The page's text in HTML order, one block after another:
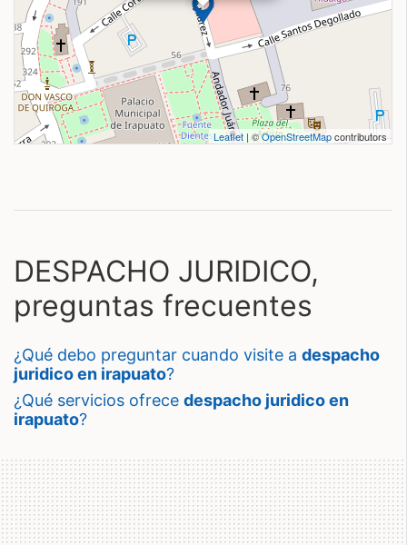
Leaflet | ©OpenStreetMapcontributors
DESPACHO JURIDICO,
preguntas frecuentes
¿qué debo preguntar cuando visite a despacho
juridico en irapuato?
¿qué servicios ofrece despacho juridico en
irapuato?